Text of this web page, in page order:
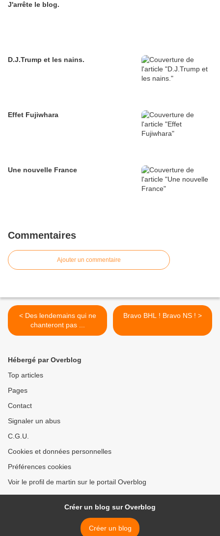
J'arrête le blog.
D.J.Trump et les nains.
Effet Fujiwhara
Une nouvelle France
Commentaires
Ajouter un commentaire
< Des lendemains qui ne
chanteront pas ...
Bravo BHL ! Bravo NS ! >
Hébergé par Overblog
Top articles
Pages
Contact
Signaler un abus
C.G.U.
Cookies et données personnelles
Préférences cookies
Voir le profil de martin sur le portail Overblog
Créer un blog sur Overblog
Créer un blog